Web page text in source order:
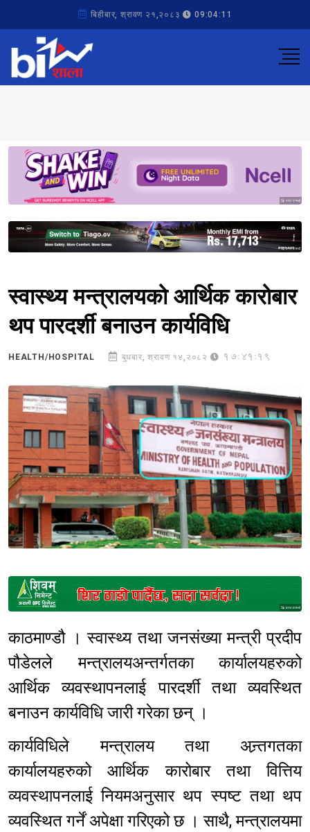
बिहीबार, श्रावण २१,२०८३ 09:04:11
Sponsored
Sponsored
स्वास्थ्य मन्त्रालयको आर्थिक कारोबार
थप पारदर्शी बनाउन कार्यविधि
HEALTH/HOSPITAL बुधबार, श्रावण १४,२०८२ 17:41:19
Sponsored
काठमाण्डौ । स्वास्थ्य तथा जनसंख्या मन्त्री प्रदीप
पौडेलले मन्त्रालयअन्तर्गतका कार्यालयहरुको
आर्थिक व्यवस्थापनलाई पारदर्शी तथा व्यवस्थित
बनाउन कार्यविधि जारी गरेका छन् ।
कार्यविधिले मन्त्रालय तथा अन्र्तगतका
कार्यालयहरुको आर्थिक कारोबार तथा वित्तिय
व्यवस्थापनलाई नियमअनुसार थप स्पष्ट तथा थप
व्यवस्थित गर्नें अपेक्षा गरिएको छ । साथै, मन्त्रालयमा